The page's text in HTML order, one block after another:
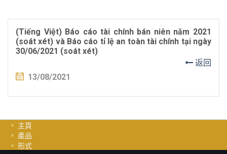
(Tiếng Việt) Báo cáo tài chính bán niên năm 2021
(soát xét) và Báo cáo tỉ lệ an toàn tài chính tại ngày
30/06/2021 (soát xét)
返回
13/08/2021
主頁
產品
形式